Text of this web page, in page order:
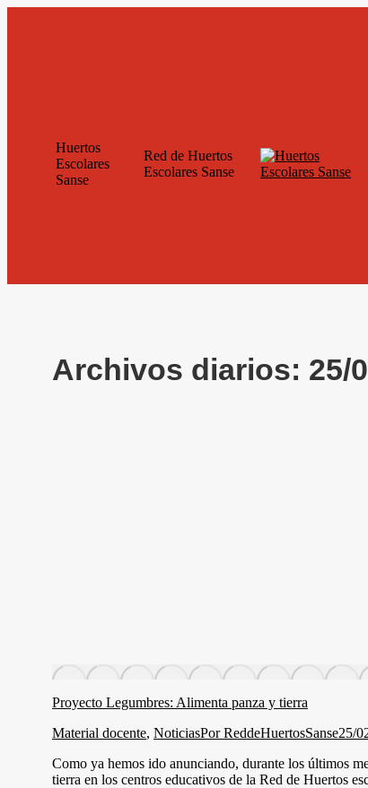
Huertos
Escolares
Sanse
Red de Huertos
Escolares Sanse
Archivos diarios: 25/
Proyecto Legumbres: Alimenta panza y tierra
Material docente, NoticiasPorReddeHuertosSanse25/
Como ya hemos ido anunciando, durante los últimos
tierra en los centros educativos de la Red de Huertos